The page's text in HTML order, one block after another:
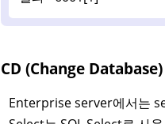
CD (Change Database)
Enterprise server에서는